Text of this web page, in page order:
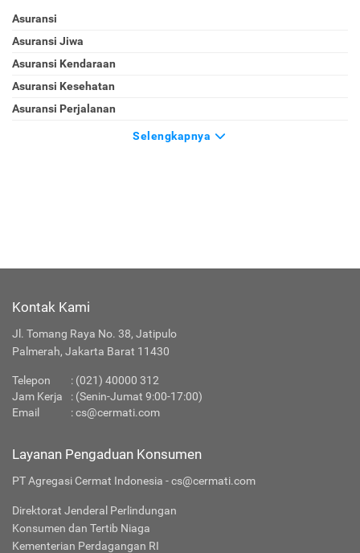
Asuransi
Asuransi Jiwa
Asuransi Kendaraan
Asuransi Kesehatan
Asuransi Perjalanan
Selengkapnya
Kontak Kami
Jl. Tomang Raya No. 38, Jatipulo
Palmerah, Jakarta Barat 11430
Telepon : (021) 40000 312
Jam Kerja
: (Senin-Jumat 9:00-17:00)
Email
:cs@cermati.com
Layanan Pengaduan Konsumen
PT Agregasi Cermat Indonesia - cs@cermati.com
Direktorat Jenderal Perlindungan
Konsumen dan Tertib Niaga
Kementerian Perdagangan RI